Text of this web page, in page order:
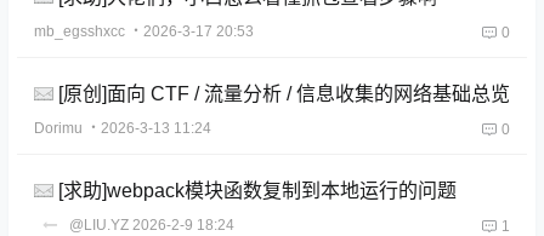
mb_egsshxcc ・2026-3-17 20:53 0
[原创]面向 CTF / 流量分析 / 信息收集的网络基础总览
Dorimu ・2026-3-13 11:24 0
[求助]webpack模块函数复制到本地运行的问题
@LIU.YZ 2026-2-9 18:24 1